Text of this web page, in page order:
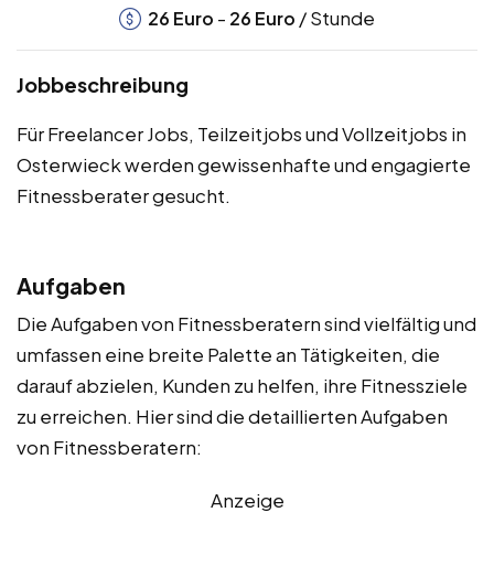
26 Euro - 26 Euro / Stunde
Jobbeschreibung
Für Freelancer Jobs, Teilzeitjobs und Vollzeitjobs in
Osterwieck werden gewissenhafte und engagierte
Fitnessberater gesucht.
Aufgaben
Die Aufgaben von Fitnessberatern sind vielfältig und
umfassen eine breite Palette an Tätigkeiten, die
darauf abzielen, Kunden zu helfen, ihre Fitnessziele
zu erreichen. Hier sind die detaillierten Aufgaben
von Fitnessberatern:
Anzeige